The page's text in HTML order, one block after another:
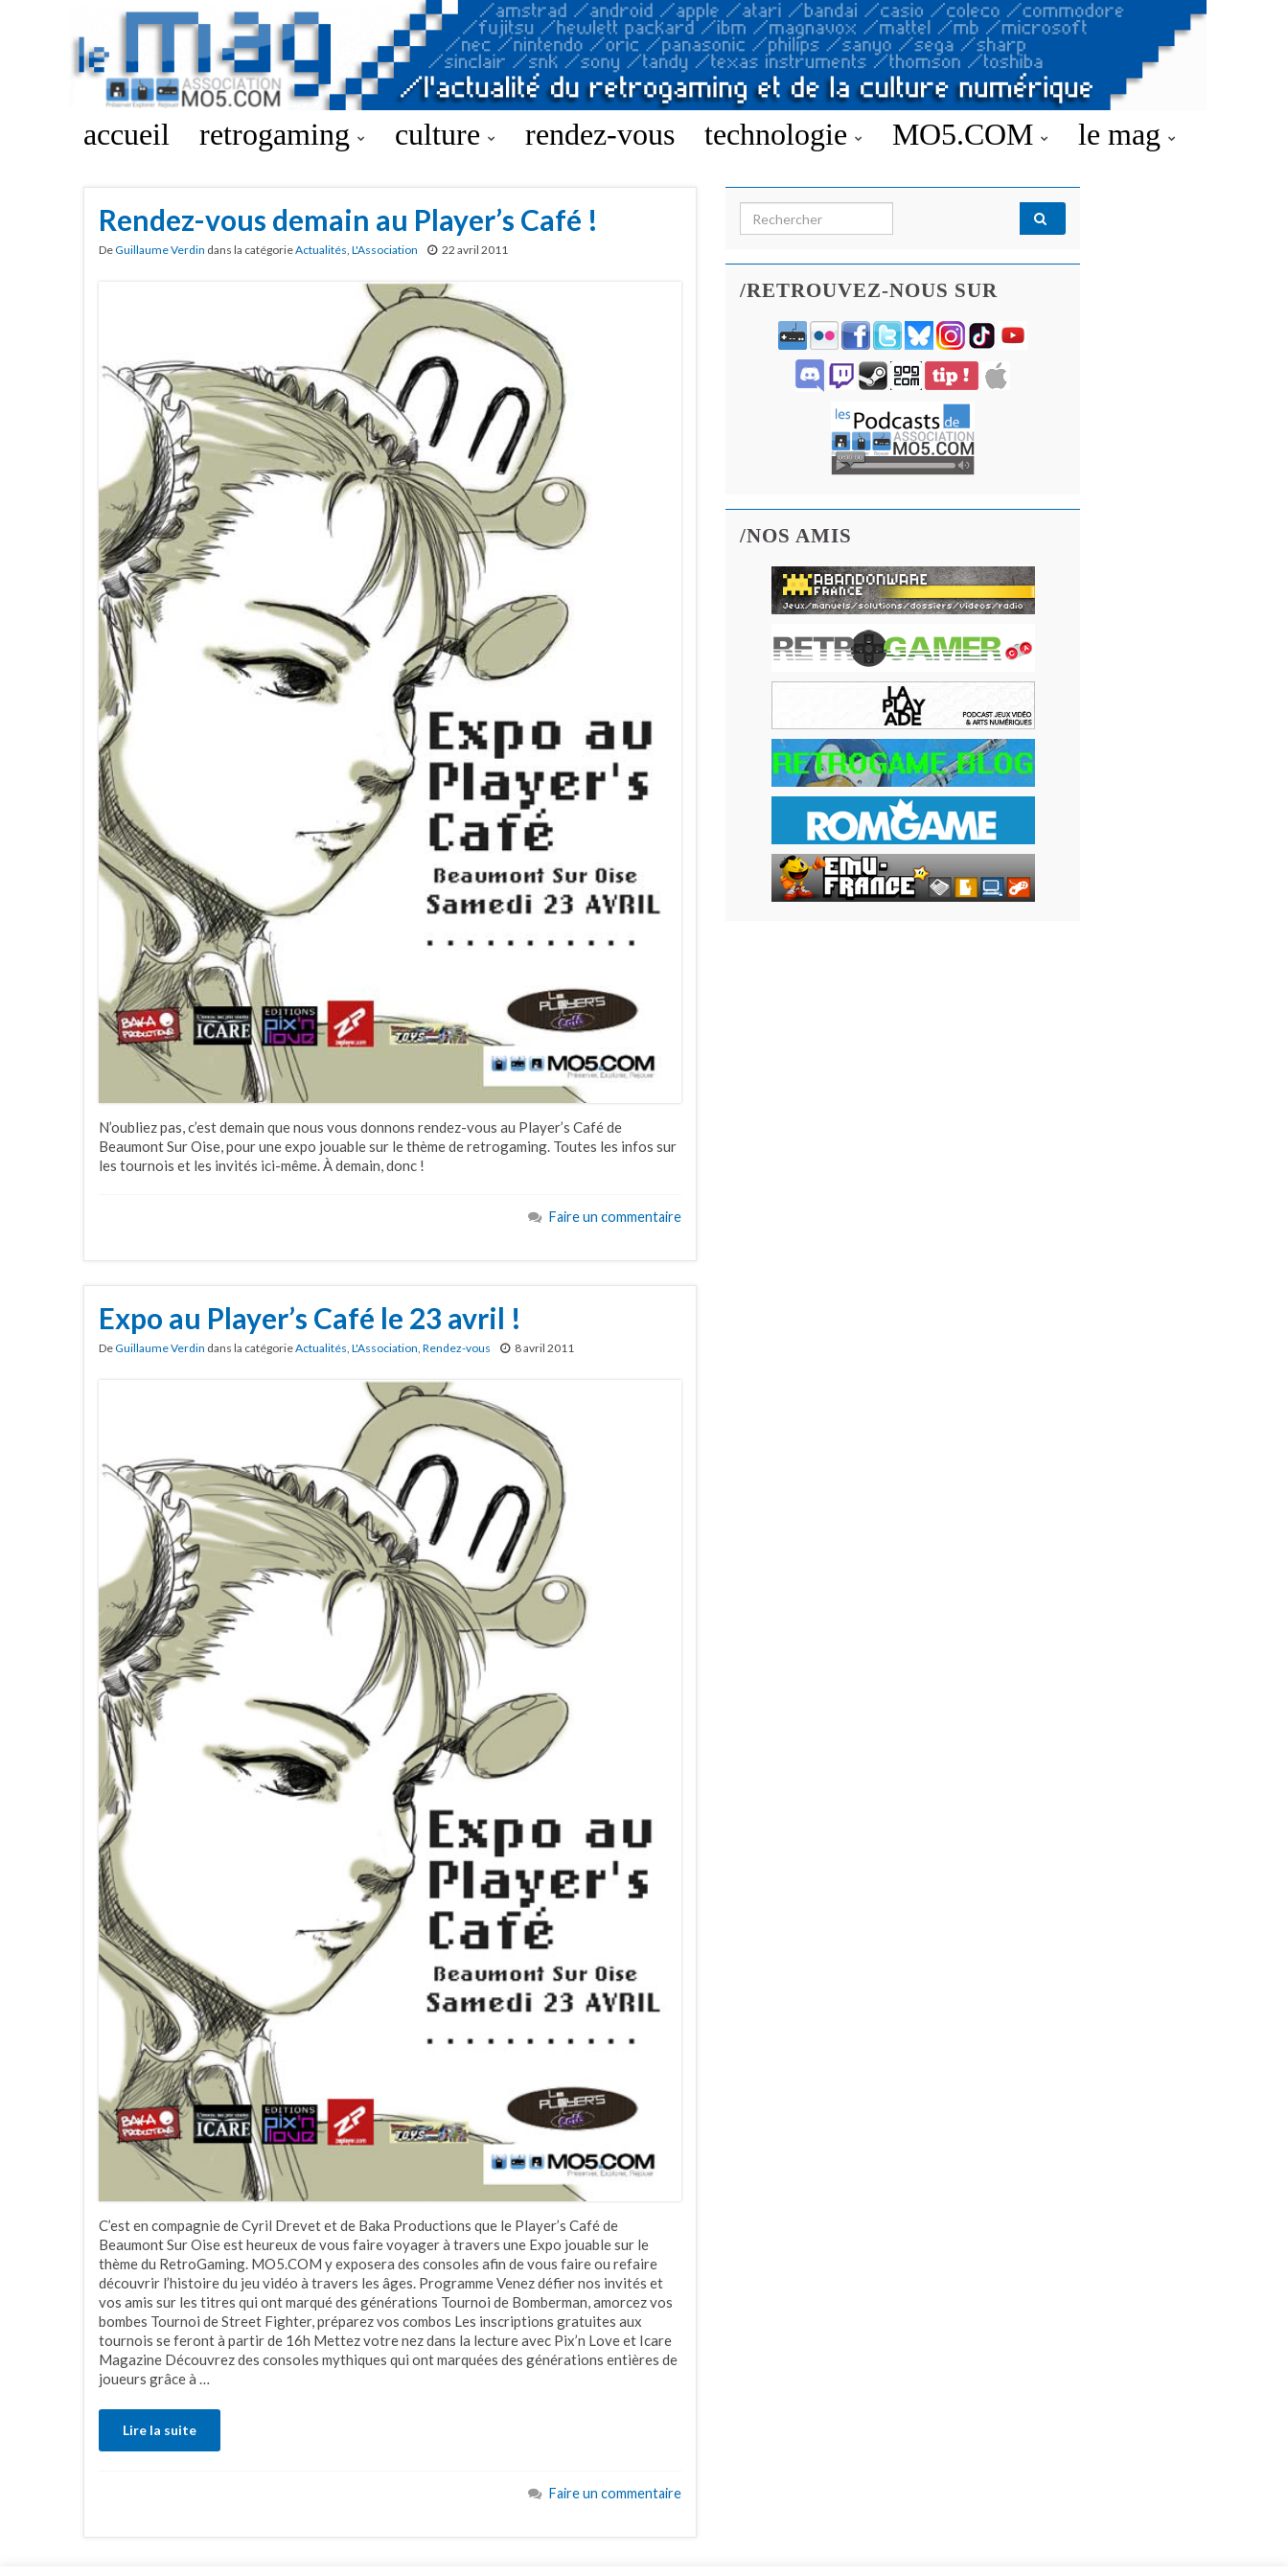
accueil retrogaming culture rendez-vous technologie MO5.COM le mag
Rendez-vous demain au Player’s Café !
DeGuillaume Verdin dans la catégorieActualités, L'Association 22 avril 2011
N’oubliez pas, c’est demain que nous vous donnons rendez-vous au Player’s Café de
Beaumont Sur Oise, pour une expo jouable sur le thème de retrogaming. Toutes les infos sur
les tournois et les invités ici-même. À demain, donc !
Faire un commentaire
Expo au Player’s Café le 23 avril !
DeGuillaume Verdin dans la catégorieActualités L'Association Rendez-vous 8 avril 2011
C’est en compagnie de Cyril Drevet et de Baka Productions que le Player’s Café de
Beaumont Sur Oise est heureux de vous faire voyager à travers une Expo jouable sur le
thème du RetroGaming. MO5.COM y exposera des consoles afin de vous faire ou refaire
découvrir l’histoire du jeu vidéo à travers les âges. Programme Venez défier nos invités et
vos amis sur les titres qui ont marqué des générations Tournoi de Bomberman, amorcez vos
bombes Tournoi de Street Fighter, préparez vos combos Les inscriptions gratuites aux
tournois se feront à partir de 16h Mettez votre nez dans la lecture avec Pix’n Love et Icare
Magazine Découvrez des consoles mythiques qui ont marquées des générations entières de
joueurs grâce à …
Lire la suite
Faire un commentaire
Search for:
/RETROUVEZ-NOUS SUR
/NOS AMIS